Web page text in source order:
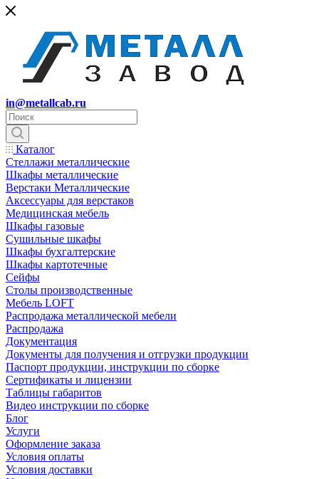
in@metallcab.ru
Каталог
Стеллажи металлические
Шкафы металлические
Верстаки Металлические
Аксессуары для верстаков
Медицинская мебель
Шкафы газовые
Сушильные шкафы
Шкафы бухгалтерские
Шкафы картотечные
Сейфы
Столы производственные
Мебель LOFT
Распродажа металлической мебели
Распродажа
Документация
Документы для получения и отгрузки продукции
Паспорт продукции, инструкции по сборке
Сертификаты и лицензии
Таблицы габаритов
Видео инструкции по сборке
Блог
Услуги
Оформление заказа
Условия оплаты
Условия доставки